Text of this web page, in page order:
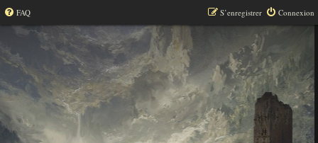
FAQ Connexion
S’enregistrer